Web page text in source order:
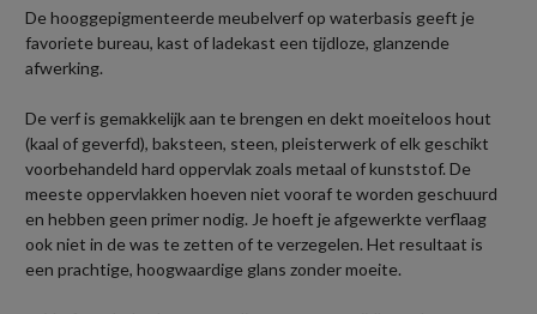
De hooggepigmenteerde meubelverf op waterbasis geeft je
favoriete bureau, kast of ladekast een tijdloze, glanzende
afwerking.
De verf is gemakkelijk aan te brengen en dekt moeiteloos hout
(kaal of geverfd), baksteen, steen, pleisterwerk of elk geschikt
voorbehandeld hard oppervlak zoals metaal of kunststof. De
meeste oppervlakken hoeven niet vooraf te worden geschuurd
en hebben geen primer nodig. Je hoeft je afgewerkte verflaag
ook niet in de was te zetten of te verzegelen. Het resultaat is
een prachtige, hoogwaardige glans zonder moeite.